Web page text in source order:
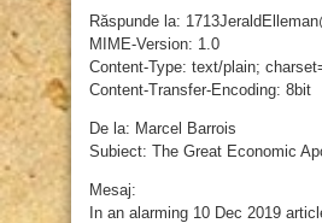
Răspunde la:
MIME-Version: 1.0
Content-Type: text/plain;
Content-Transfer-Encoding: 8bit
De la: Marcel Barrois
Subiect: The Great Economic
Mesaj:
In an alarming 10 Dec 2019